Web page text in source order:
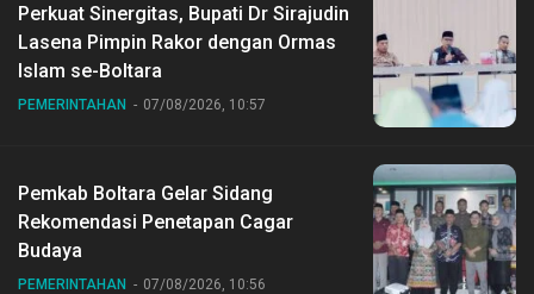
Perkuat Sinergitas, Bupati Dr Sirajudin
Lasena Pimpin Rakor dengan Ormas
Islam se-Boltara
PEMERINTAHAN 07/08/2026, 10:57
Pemkab Boltara Gelar Sidang
Rekomendasi Penetapan Cagar
Budaya
PEMERINTAHAN 07/08/2026, 10:56